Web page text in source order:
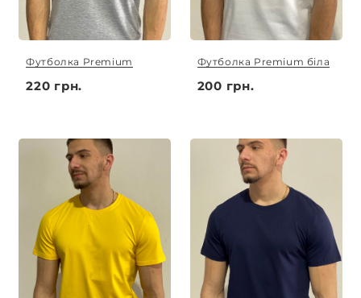
Футболка Premium
220 грн.
Футболка Premium біла
200 грн.